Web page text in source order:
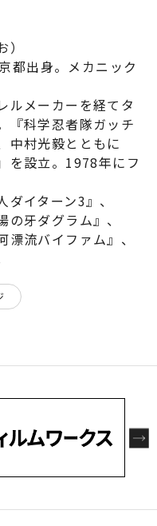
都出身。メカニック
ルメーカーを経てタ
『科学忍者隊ガッチ
中村光毅とともに
を設立。1978年にフ
ダイターン3』、
の牙ダグラム』、
漂流バイファム』、